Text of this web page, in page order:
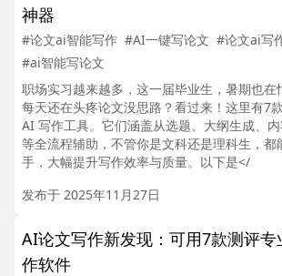
神器
#论文ai智能写作 #AI一键写论文 #论文ai写
#ai智能写论文
职场实习越来越多，这一届毕业生，暑期也在
每天还在头疼论文没思路？看过来！这里有7
AI 写作工具。它们涵盖从选题、大纲生成、
等全流程辅助，不管你是文科还是理科生，都
手，大幅提升写作效率与质量。以下是</
发布于 2025年11月27日
AI论文写作新发现：可用7款测评
作软件